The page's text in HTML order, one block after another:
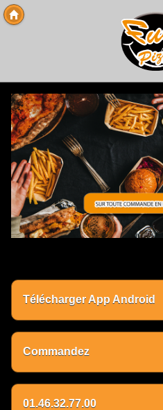
Télécharger App Android
Commandez
01.46.32.77.00
Copyright 2013 Des-Click Com